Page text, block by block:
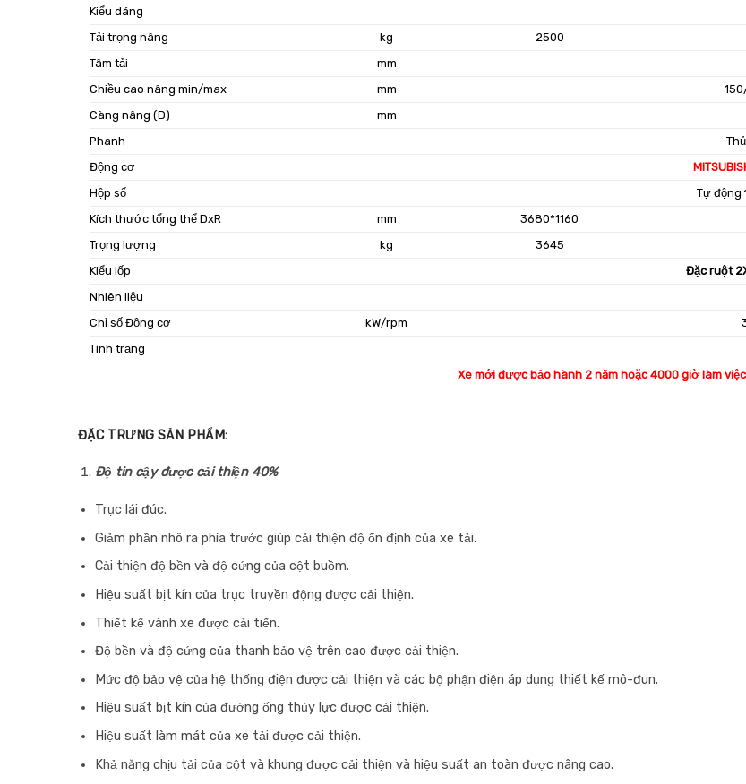
Kiểu dáng
Tải trọng nâng
kg 2500
Tâm tải
mm
Chiều cao nâng min/max
mm
Càng nâng (D)
mm
Phanh
Động cơ
Hộp số
Tự động
Kích thước tổng thể DxR
mm 3680*1160
Trọng lượng
kg 3645
Kiểu lốp
Đặc ruột
Nhiên liệu
Chỉ số Động cơ
kW/rpm
Tình trạng
Xe mới được bảo hành 2 năm hoặc 4000 giờ làm việc
ĐẶC TRƯNG SẢN PHẨM:
Độ tin cậy được cải thiện 40%
Trục lái đúc.
Giảm phần nhô ra phía trước giúp cải thiện độ ổn định của xe tải.
Cải thiện độ bền và độ cứng của cột buồm.
Hiệu suất bịt kín của trục truyền động được cải thiện.
Thiết kế vành xe được cải tiến.
Độ bền và độ cứng của thanh bảo vệ trên cao được cải thiện.
Mức độ bảo vệ của hệ thống điện được cải thiện và các bộ phận điện áp dụng thiết kế mô-đun.
Hiệu suất bịt kín của đường ống thủy lực được cải thiện.
Hiệu suất làm mát của xe tải được cải thiện.
Khả năng chịu tải của cột và khung được cải thiện và hiệu suất an toàn được nâng cao.